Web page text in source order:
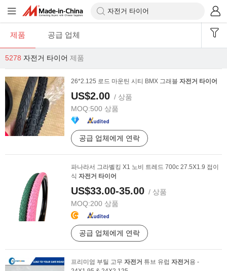
제품 공급 업체
5278 자전거 타이어 제품
26*2.125 로드 마운틴 시티 BMX 그래블 자전거 타이어
US$2.00 / 상품
MOQ:500 상품
공급 업체에게 연락
파나라서 그라벨킹 X1 노비 트레드 700c 27.5X1.9 접이
식 자전거 타이어
US$33.00-35.00 / 상품
MOQ:200 상품
공급 업체에게 연락
프리미엄 부틸 고무 자전거 튜브 유럽 자전거 용 -